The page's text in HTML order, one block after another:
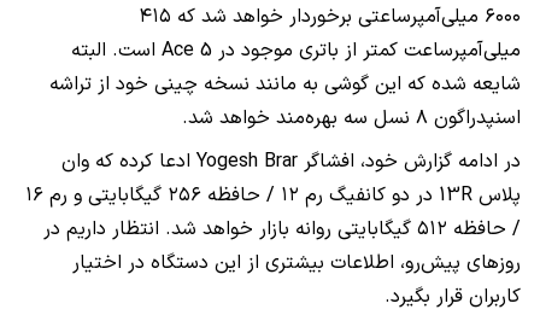
۶۰۰۰ میلی‌آمپرساعتی برخوردار خواهد شد که ۴۱۵
میلی‌آمپرساعت کمتر از باتری موجود در Ace 5 است. البته
شایعه شده که این گوشی به مانند نسخه چینی خود از تراشه
اسنپدراگون ۸ نسل سه بهره‌مند خواهد شد.
در ادامه گزارش خود، افشاگر Yogesh Brar ادعا کرده که وان
پلاس 13R در دو کانفیگ رم ۱۲ / حافظه ۲۵۶ گیگابایتی و رم ۱۶
/ حافظه ۵۱۲ گیگابایتی روانه بازار خواهد شد. انتظار داریم در
روزهای پیش‌رو، اطلاعات بیشتری از این دستگاه در اختیار
کاربران قرار بگیرد.